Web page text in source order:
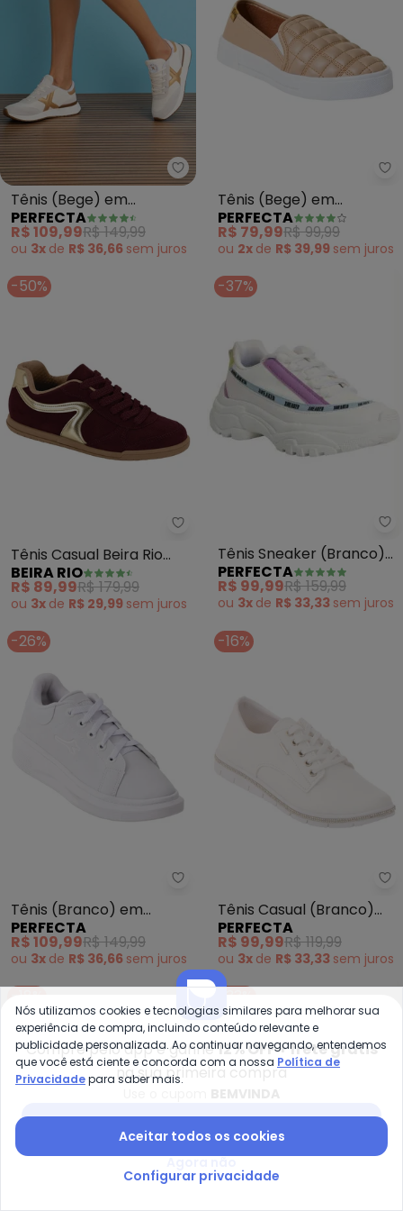
Perfecta - Tênis (Bege) em
Tênis (Bege) em
Camurça e Linho
PERFECTA
R$ 109,99R$ 149,99
ou 3x de R$ 36,66 sem juros
Tênis (Bege) em
Sintético
PERFECTA
R$ 79,99R$ 99,99
ou 2x de R$ 39,99 sem juros
-50%
Beira Rio - Tênis Casual Beira
Tênis Casual Beira Rio
(Vinho)
BEIRA RIO
R$ 89,99R$ 179,99
ou 3x de R$ 29,99 sem juros
-37%
Tênis Sneaker (Branco)
em Sintético
PERFECTA
R$ 99,99R$ 159,99
ou 3x de R$ 33,33 sem juros
-26%
Perfecta - Tênis (Branco) em
Tênis (Branco) em
Sintético
PERFECTA
R$ 109,99R$ 149,99
ou 3x de R$ 36,66 sem juros
-16%
Tênis Casual (Branco)
com Detalhe de Strass
PERFECTA
R$ 99,99R$ 119,99
ou 3x de R$ 33,33 sem juros
Compre pelo app e ganhe12% OFF + frete grátis
na sua primeira compra
Nós utilizamos cookies e tecnologias similares para melhorar sua
experiência de compra, incluindo conteúdo relevante e
publicidade personalizada. Ao continuar navegando, entendemos
que você está ciente e concorda com a nossa Política de
Privacidadepara saber mais.
Aceitar todos os cookies
Configurar privacidade